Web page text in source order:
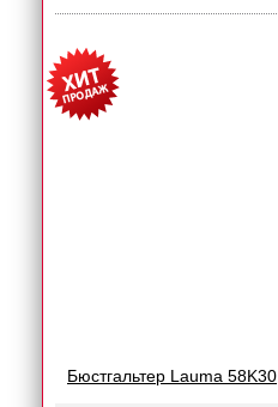
Бюстгальтер Lauma 58K30